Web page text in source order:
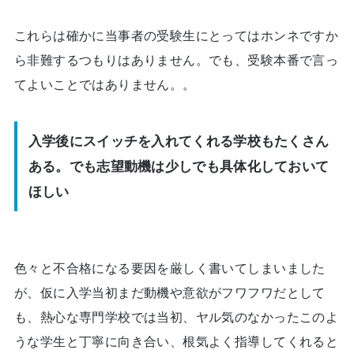
これらは確かに当事者の受験生にとってはホンネですか
ら非難するつもりはありません。でも、受験本番で言っ
てよいことではありません。。
入学後にスイッチを入れてくれる学校もたくさん
ある。でも志望動機は少しでも具体化しておいて
ほしい
色々と不合格になる要因を厳しく書いてしまいました
が、仮に入学当初まだ動機や意欲がフワフワだとして
も、熱心な専門学校では当初、ヤル気のなかったこのよ
うな学生と丁寧に向き合い、根気よく指導してくれると